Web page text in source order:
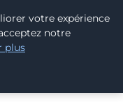
BLOGvotre expérience
notre
plus